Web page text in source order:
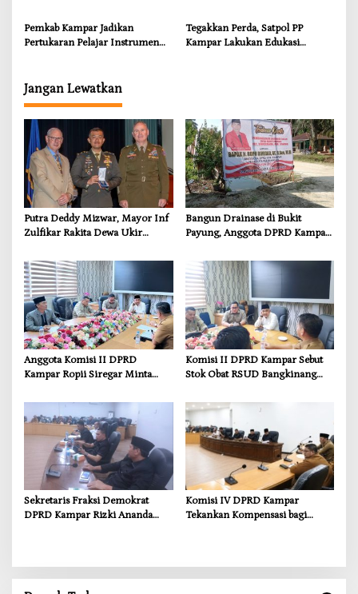
dan Kompensasi untuk Warga
Sungai Tapung
Pemkab Kampar Jadikan
Pertukaran Pelajar Instrumen
Tegakkan Perda, Satpol PP
Kampar Lakukan Edukasi
Jangan Lewatkan
Putra Deddy Mizwar, Mayor Inf
Zulfikar Rakita Dewa Ukir
Serikat
Bangun Drainase di Bukit
Payung, Anggota DPRD Kampar
Infrastruktur yang Menyentuh
Kebutuhan Dasar
Anggota Komisi II DPRD
Kampar Ropii Siregar Minta
Ancaman Kekosongan Obat
demi Wujudkan Kampar Dihati
Komisi II DPRD Kampar Sebut
Stok Obat RSUD Bangkinang
Sekretaris Fraksi Demokrat
DPRD Kampar Rizki Ananda
Komisi IV DPRD Kampar
Tekankan Kompensasi bagi